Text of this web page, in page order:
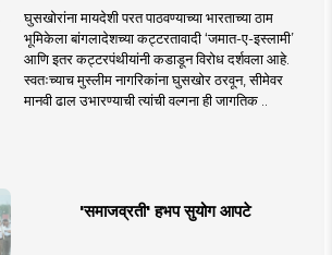
घुसखोरांना मायदेशी परत पाठवण्याच्या भारताच्या ठाम
भूमिकेला बांगलादेशच्या कट्टरतावादी ‘जमात-ए-इस्लामी’
आणि इतर कट्टरपंथीयांनी कडाडून विरोध दर्शवला आहे.
स्वतःच्याच मुस्लीम नागरिकांना घुसखोर ठरवून, सीमेवर
मानवी ढाल उभारण्याची त्यांची वल्गना ही जागतिक ..
'समाजव्रती' हभप सुयोग आपटे